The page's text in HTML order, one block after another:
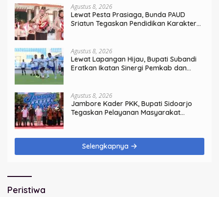
Agustus 8, 2026
Lewat Pesta Prasiaga, Bunda PAUD
Sriatun Tegaskan Pendidikan Karakter
Agustus 8, 2026
Lewat Lapangan Hijau, Bupati Subandi
Eratkan Ikatan Sinergi Pemkab dan
Agustus 8, 2026
Jambore Kader PKK, Bupati Sidoarjo
Tegaskan Pelayanan Masyarakat
Selengkapnya
Peristiwa